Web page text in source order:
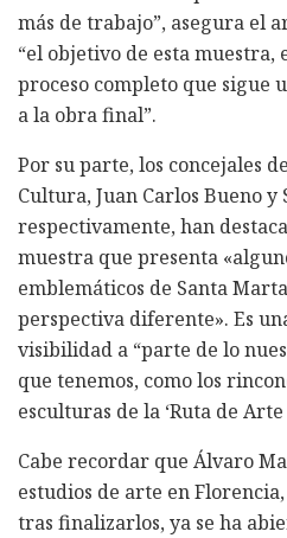
más de trabajo”, asegura el
“el objetivo de esta
proceso completo que sigue
a la obra final”.
Por su parte, los concejales
Cultura, Juan Carlos Bueno y
respectivamente, han
muestra que presenta
emblemáticos de Santa
perspectiva diferente». Es
visibilidad a “parte de lo
que tenemos, como los
esculturas de la ‘Ruta de
Cabe recordar que Álvaro
estudios de arte en
tras finalizarlos, ya se ha